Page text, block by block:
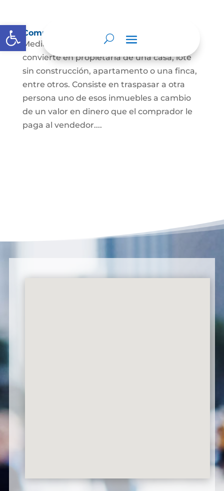
Abrir barra de herramientas
Compraventa de inmuebles
Mediante este contrato, una persona se
convierte en propietaria de una casa, lote
sin construcción, apartamento o una finca,
entre otros. Consiste en traspasar a otra
persona uno de esos inmuebles a cambio
de un valor en dinero que el comprador le
paga al vendedor....